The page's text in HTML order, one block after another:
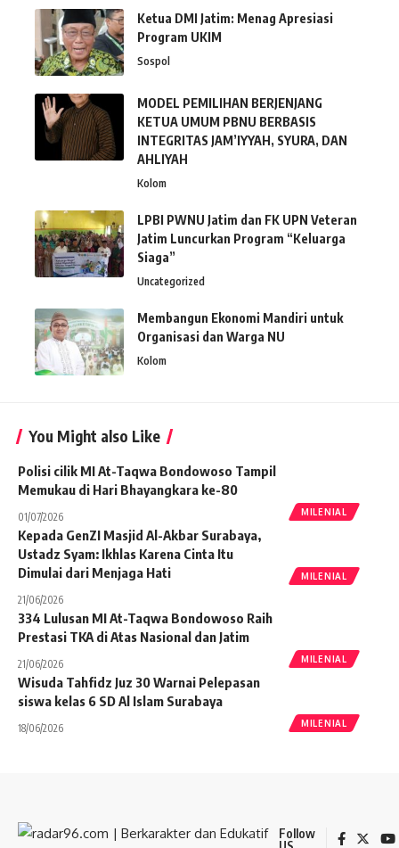
Ketua DMI Jatim: Menag Apresiasi
Program UKIM
Sospol
MODEL PEMILIHAN BERJENJANG
KETUA UMUM PBNU BERBASIS
INTEGRITAS JAM’IYYAH, SYURA, DAN
AHLIYAH
Kolom
LPBI PWNU Jatim dan FK UPN Veteran
Jatim Luncurkan Program “Keluarga
Siaga”
Uncategorized
Membangun Ekonomi Mandiri untuk
Organisasi dan Warga NU
Kolom
You Might also Like
MILENIAL
Polisi cilik MI At-Taqwa Bondowoso Tampil
Memukau di Hari Bhayangkara ke-80
01/07/2026
MILENIAL
Kepada GenZI Masjid Al-Akbar Surabaya,
Ustadz Syam: Ikhlas Karena Cinta Itu
Dimulai dari Menjaga Hati
21/06/2026
MILENIAL
334 Lulusan MI At-Taqwa Bondowoso Raih
Prestasi TKA di Atas Nasional dan Jatim
21/06/2026
MILENIAL
Wisuda Tahfidz Juz 30 Warnai Pelepasan
siswa kelas 6 SD Al Islam Surabaya
18/06/2026
Follow